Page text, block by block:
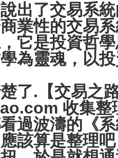
出了交易系
業性的交易
它是投資哲
為靈魂，以
了.【交易之
收集整
波濤的《系
該算是整理